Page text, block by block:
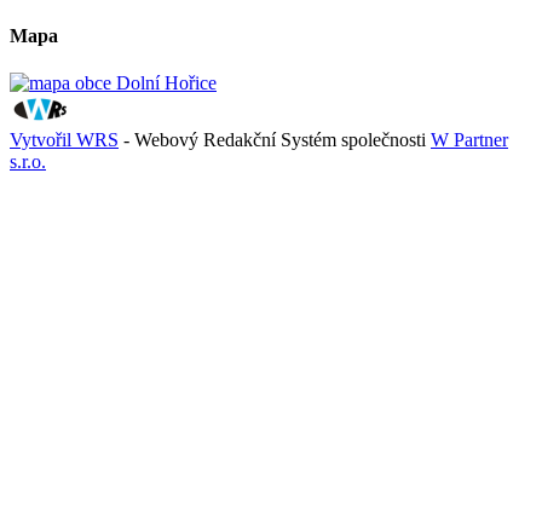
Mapa
Vytvořil WRS - Webový Redakční Systém společnosti W Partner
s.r.o.